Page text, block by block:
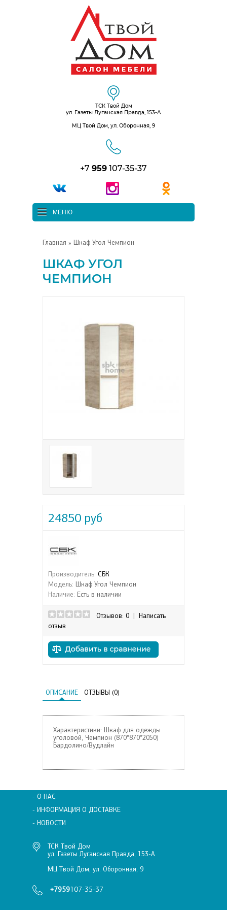
ТСК Твой Дом
ул. Газеты Луганская Правда, 153-А
МЦ Твой Дом, ул. Оборонная, 9
+7 959 107-35-37
МЕНЮ
Главная » Шкаф Угол Чемпион
ШКАФ УГОЛ
ЧЕМПИОН
24850 руб
Производитель: СБК
Модель: Шкаф Угол Чемпион
Наличие: Есть в наличии
Отзывов: 0
Написать
отзыв
ОПИСАНИЕ ОТЗЫВЫ (0)
Характеристики: Шкаф для одежды
уголовой, Чемпион (870*870*2050)
Бардолино/Вудлайн
- О НАС
- ИНФОРМАЦИЯ О ДОСТАВКЕ
- НОВОСТИ
ТСК Твой Дом
ул. Газеты Луганская Правда, 153-А
МЦ Твой Дом, ул. Оборонная, 9
+7959107-35-37